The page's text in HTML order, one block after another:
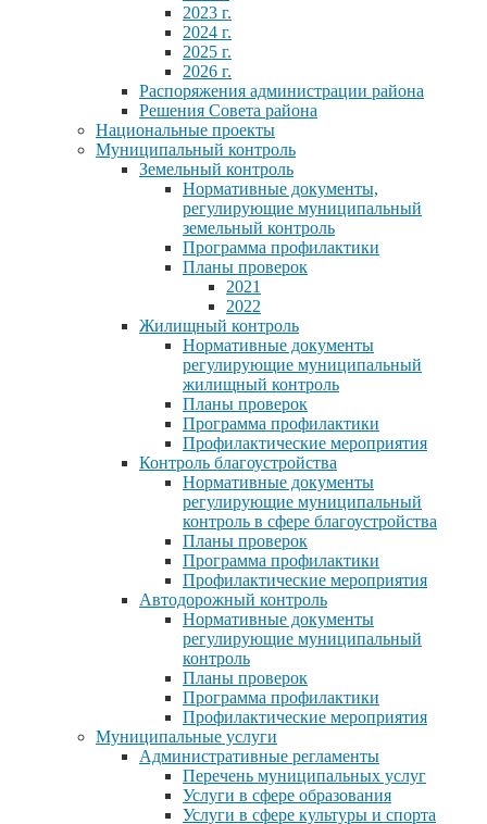
2023 г.
2024 г.
2025 г.
2026 г.
Распоряжения администрации района
Решения Совета района
Национальные проекты
Муниципальный контроль
Земельный контроль
Нормативные документы,
регулирующие муниципальный
земельный контроль
Программа профилактики
Планы проверок
2021
2022
Жилищный контроль
Нормативные документы
регулирующие муниципальный
жилищный контроль
Планы проверок
Программа профилактики
Профилактические мероприятия
Контроль благоустройства
Нормативные документы
регулирующие муниципальный
контроль в сфере благоустройства
Планы проверок
Программа профилактики
Профилактические мероприятия
Автодорожный контроль
Нормативные документы
регулирующие муниципальный
контроль
Планы проверок
Программа профилактики
Профилактические мероприятия
Муниципальные услуги
Административные регламенты
Перечень муниципальных услуг
Услуги в сфере образования
Услуги в сфере культуры и спорта